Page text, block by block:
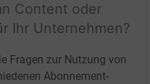
Content oder
Ihr Unternehmen?
Fragen zur Nutzung von
Abonnement-